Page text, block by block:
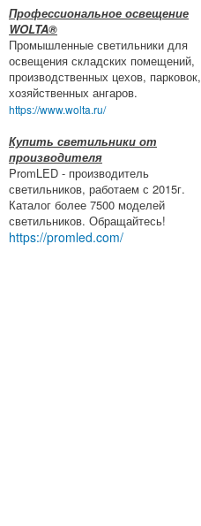
Профессиональное освещение
WOLTA®
Промышленные светильники для
освещения складских помещений,
производственных цехов, парковок,
хозяйственных ангаров.
https://www.wolta.ru/
Купить светильники от
производителя
PromLED - производитель
светильников, работаем с 2015г.
Каталог более 7500 моделей
светильников. Обращайтесь!
https://promled.com/